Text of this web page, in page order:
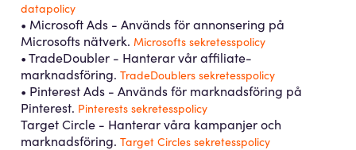
datapolicy
• Microsoft Ads - Används för annonsering på
Microsofts nätverk. Microsofts sekretesspolicy
• TradeDoubler - Hanterar vår affiliate-
marknadsföring. TradeDoublers sekretesspolicy
• Pinterest Ads - Används för marknadsföring på
Pinterest. Pinterests sekretesspolicy
Target Circle - Hanterar våra kampanjer och
marknadsföring. Target Circles sekretesspolicy